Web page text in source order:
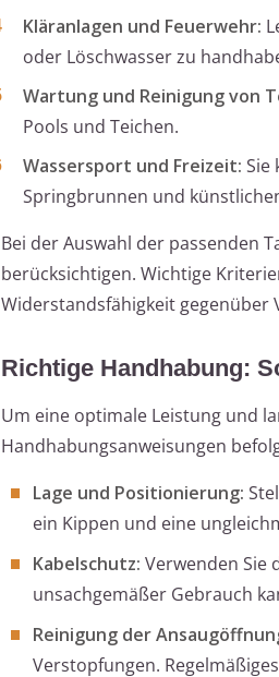
Kläranlagen und Feuerwehr:
oder Löschwasser zu
Wartung und Reinigung von
Pools und Teichen.
Wassersport und Freizeit: Sie
Springbrunnen und
Bei der Auswahl der passenden
berücksichtigen. Wichtige
Widerstandsfähigkeit gegenüber
Richtige Handhabung:
Um eine optimale Leistung und
Handhabungsanweisungen
Lage und Positionierung:
ein Kippen und eine
Kabelschutz: Verwenden Sie
unsachgemäßer Gebrauch
Reinigung der
Verstopfungen.